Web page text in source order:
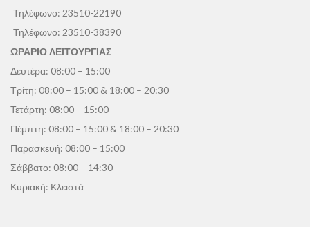
Τηλέφωνο: 23510-22190
Τηλέφωνο: 23510-38390
ΩΡΑΡΙΟ ΛΕΙΤΟΥΡΓΙΑΣ
Δευτέρα: 08:00 – 15:00
Τρίτη: 08:00 – 15:00 & 18:00 – 20:30
Τετάρτη: 08:00 – 15:00
Πέμπτη: 08:00 – 15:00 & 18:00 – 20:30
Παρασκευή: 08:00 – 15:00
Σάββατο: 08:00 – 14:30
Κυριακή: Κλειστά